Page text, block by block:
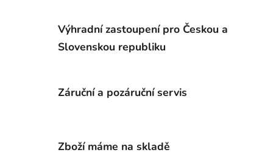
Výhradní zastoupení pro Českou a
Slovenskou republiku
Záruční a pozáruční servis
Zboží máme na skladě